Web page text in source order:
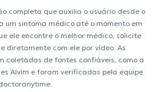
completa que auxilia o usuário desde o
um sintoma médico até o momento em
ele encontre o melhor médico, solicite
diretamente com ele por vídeo. As
coletadas de fontes confiáveis, como a
Alvim e foram verificadas pela equipe